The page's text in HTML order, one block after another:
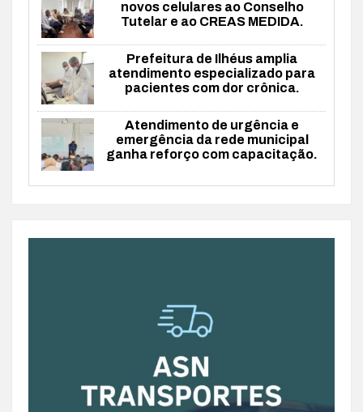
novos celulares ao Conselho
Tutelar e ao CREAS MEDIDA.
Prefeitura de Ilhéus amplia
atendimento especializado para
pacientes com dor crônica.
Atendimento de urgência e
emergência da rede municipal
ganha reforço com capacitação.